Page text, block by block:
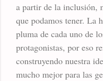
a partir de la inclusión,
que podamos tener. La
pluma de cada uno de
protagonistas, por eso
construyendo nuestra
mucho mejor para las